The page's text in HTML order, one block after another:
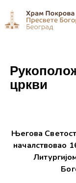
цркви
Његова Светост
началствовао